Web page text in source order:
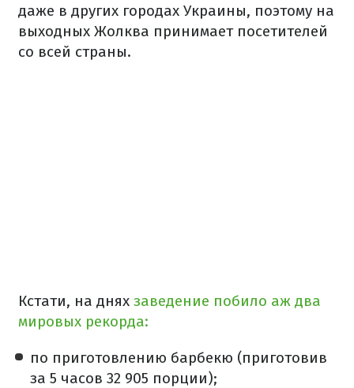
даже в других городах Украины, поэтому на
выходных Жолква принимает посетителей
со всей страны.
Кстати, на днях заведение побило аж два
мировых рекорда:
по приготовлению барбекю (приготовив
за 5 часов 32 905 порции);